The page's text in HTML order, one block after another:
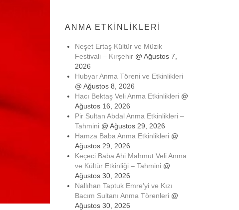
ANMA ETKINLIKLERI
Neşet Ertaş Kültür ve Müzik
Festivali – Kırşehir@ Ağustos 7,
2026
Hubyar Anma Töreni ve Etkinlikleri
@ Ağustos 8, 2026
Hacı Bektaş Veli Anma Etkinlikleri @
Ağustos 16, 2026
Pir Sultan Abdal Anma Etkinlikleri –
Tahmini @ Ağustos 29, 2026
Hamza Baba Anma Etkinlikleri @
Ağustos 29, 2026
Keçeci Baba Ahi Mahmut Veli Anma
ve Kültür Etkinliği – Tahmini @
Ağustos 30, 2026
Nallıhan Taptuk Emre’yi ve Kızı
Bacım Sultanı Anma Törenleri @
Ağustos 30, 2026